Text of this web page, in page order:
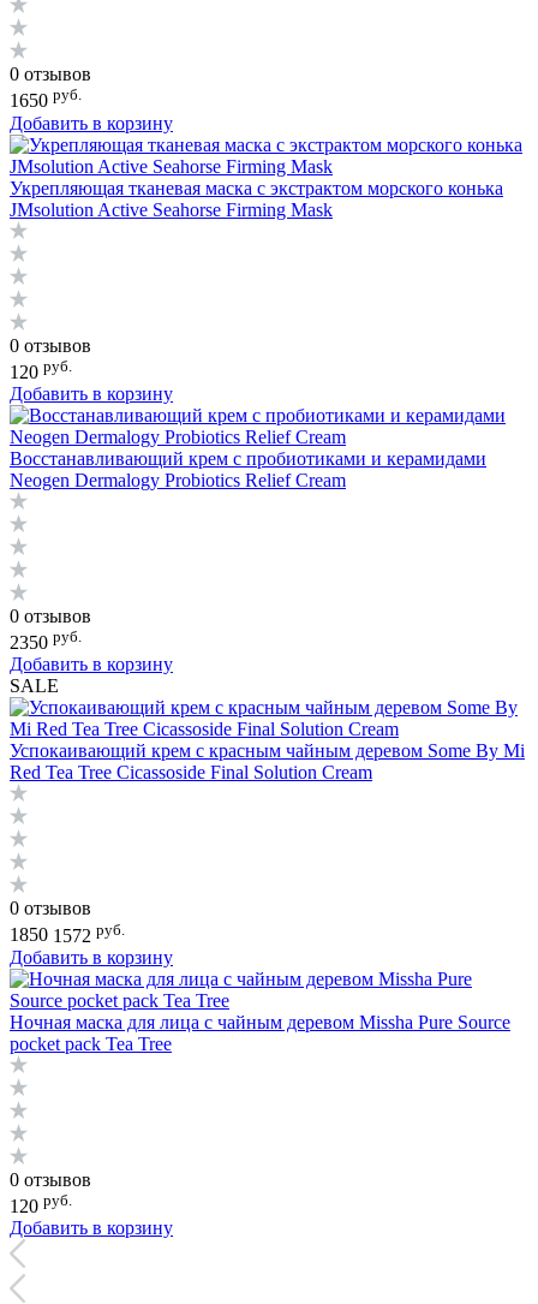
0 отзывов
1650 руб.
Добавить в корзину
Укрепляющая тканевая маска с экстрактом морского конька
JMsolution Active Seahorse Firming Mask
0 отзывов
120 руб.
Добавить в корзину
Восстанавливающий крем с пробиотиками и керамидами
Neogen Dermalogy Probiotics Relief Cream
0 отзывов
2350 руб.
Добавить в корзину
SALE
Успокаивающий крем с красным чайным деревом Some By Mi
Red Tea Tree Cicassoside Final Solution Cream
0 отзывов
1850 1572 руб.
Добавить в корзину
Ночная маска для лица с чайным деревом Missha Pure Source
pocket pack Tea Tree
0 отзывов
120 руб.
Добавить в корзину